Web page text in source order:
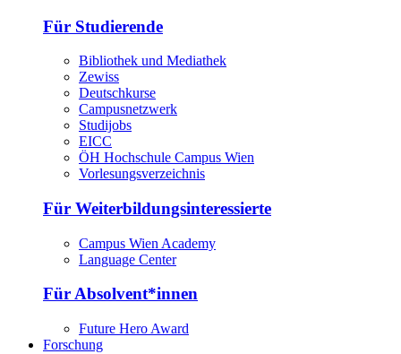
Für Studierende
Bibliothek und Mediathek
Zewiss
Deutschkurse
Campusnetzwerk
Studijobs
EICC
ÖH Hochschule Campus Wien
Vorlesungsverzeichnis
Für Weiterbildungsinteressierte
Campus Wien Academy
Language Center
Für Absolvent*innen
Future Hero Award
Forschung